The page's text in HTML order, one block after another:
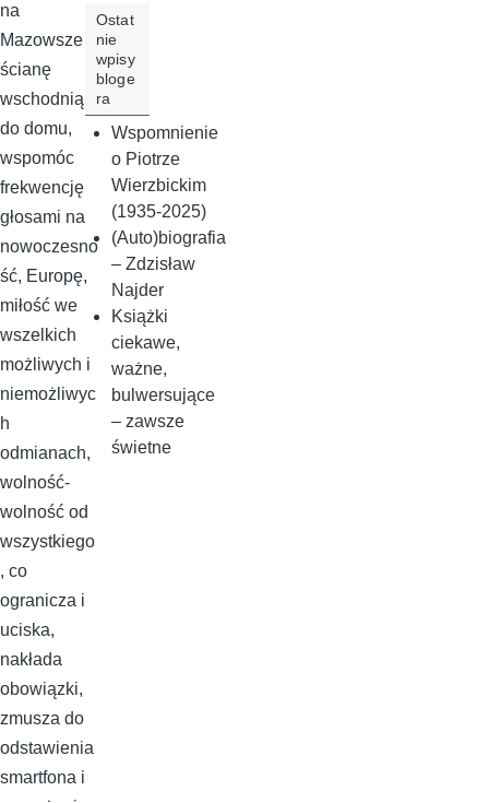
na
Mazowsze i
ścianę
wschodnią
do domu,
wspomóc
frekwencję
głosami na
nowoczesno
ść, Europę,
miłość we
wszelkich
możliwych i
niemożliwyc
h
odmianach,
wolność-
wolność od
wszystkiego
, co
ogranicza i
uciska,
nakłada
obowiązki,
zmusza do
odstawienia
smartfona i
Ostat
nie
wpisy
bloge
ra
Wspomnienie
o Piotrze
Wierzbickim
(1935-2025)
(Auto)biografia
– Zdzisław
Najder
Książki
ciekawe,
ważne,
bulwersujące
– zawsze
świetne